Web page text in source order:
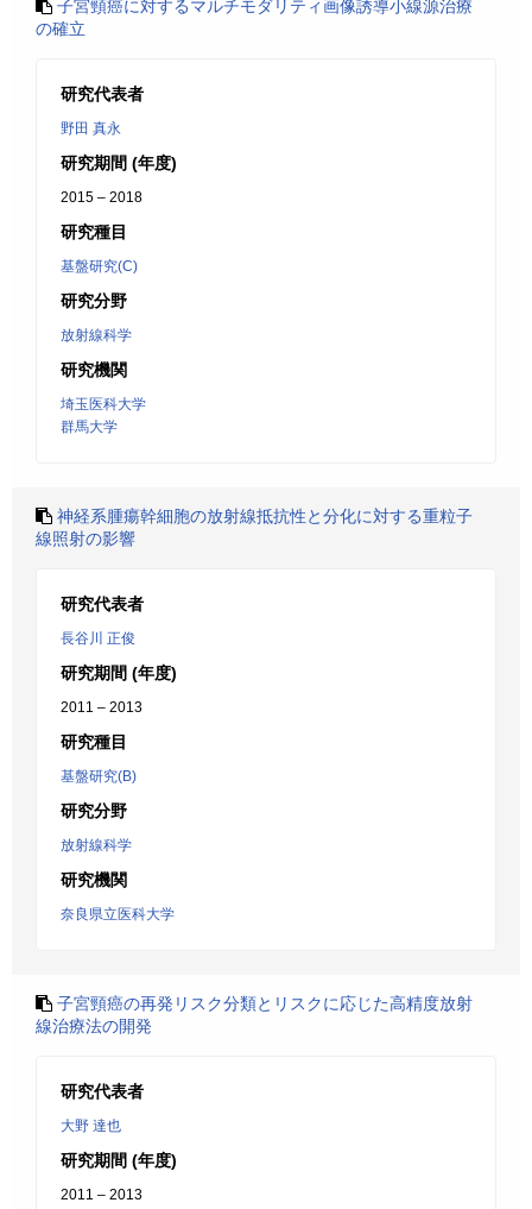
子宮頸癌に対するマルチモダリティ画像誘導小線源治療
の確立
研究代表者
野田 真永
研究期間 (年度)
2015 – 2018
研究種目
基盤研究(C)
研究分野
放射線科学
研究機関
埼玉医科大学
群馬大学
神経系腫瘍幹細胞の放射線抵抗性と分化に対する重粒子
線照射の影響
研究代表者
長谷川 正俊
研究期間 (年度)
2011 – 2013
研究種目
基盤研究(B)
研究分野
放射線科学
研究機関
奈良県立医科大学
子宮頸癌の再発リスク分類とリスクに応じた高精度放射
線治療法の開発
研究代表者
大野 達也
研究期間 (年度)
2011 – 2013